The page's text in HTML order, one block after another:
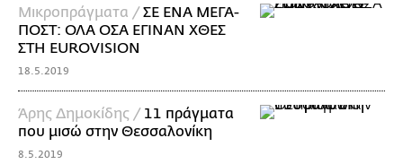
Mικροπράγματα /ΣΕ ΕΝΑ ΜΕΓΑ-
ΠΟΣΤ: ΟΛΑ ΟΣΑ ΕΓΙΝΑΝ ΧΘΕΣ
ΣΤΗ EUROVISION
18.5.2019
Άρης Δημοκίδης / 11 πράγματα
που μισώ στην Θεσσαλονίκη
8.5.2019